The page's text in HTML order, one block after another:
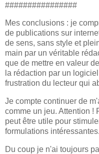
################
Mes conclusions : je
de publications sur
de sens, sans style et
main par un véritable
que de mettre en valeur
la rédaction par un
frustration du lecteur qui
Je compte continuer de
comme un jeu. Attention !
peut être utile pour
formulations intéressantes.
Du coup je n'ai toujours